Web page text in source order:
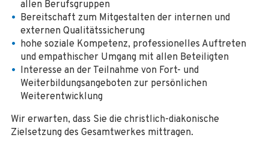
allen Berufsgruppen
Bereitschaft zum Mitgestalten der internen und
externen Qualitätssicherung
hohe soziale Kompetenz, professionelles Auftreten
und empathischer Umgang mit allen Beteiligten
Interesse an der Teilnahme von Fort- und
Weiterbildungsangeboten zur persönlichen
Weiterentwicklung
Wir erwarten, dass Sie die christlich-diakonische
Zielsetzung des Gesamtwerkes mittragen.